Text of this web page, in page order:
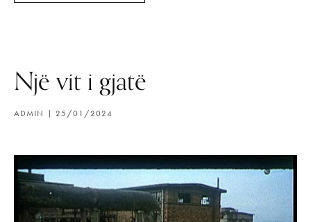
Një vit i gjatë
ADMIN 25/01/2024